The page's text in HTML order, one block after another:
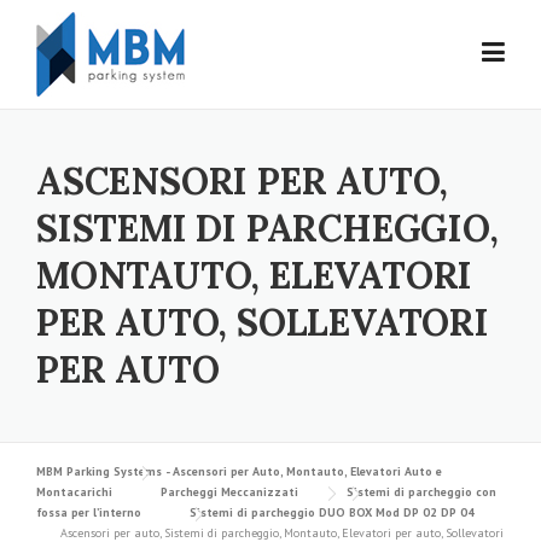
Skip to content
ASCENSORI PER AUTO,
SISTEMI DI PARCHEGGIO,
MONTAUTO, ELEVATORI
PER AUTO, SOLLEVATORI
PER AUTO
MBM Parking Systems - Ascensori per Auto, Montauto, Elevatori Auto e
Montacarichi
Parcheggi Meccanizzati
Sistemi di parcheggio con
fossa per l’interno
Sistemi di parcheggio DUO BOX Mod DP 02 DP 04
Ascensori per auto, Sistemi di parcheggio, Montauto, Elevatori per auto, Sollevatori